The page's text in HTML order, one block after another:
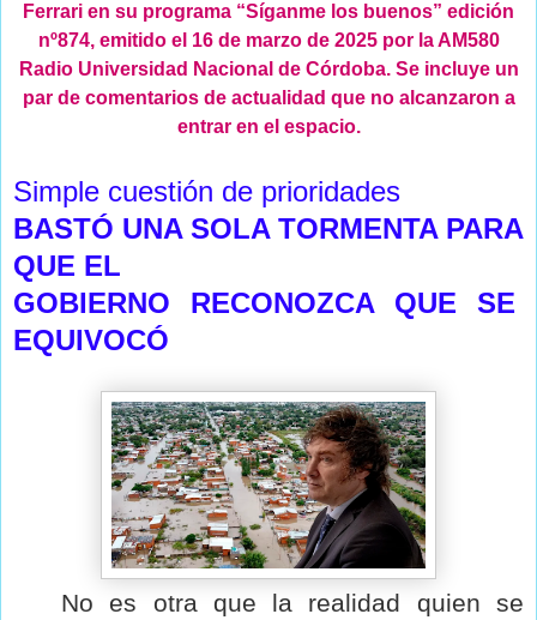
Ferrari en su programa “Síganme los buenos” edición
nº874, emitido el 16 de marzo de 2025 por la AM580
Radio Universidad Nacional de Córdoba. Se incluye un
par de comentarios de actualidad que no alcanzaron a
entrar en el espacio.
Simple cuestión de prioridades
BASTÓ UNA SOLA TORMENTA PARA
QUE EL
GOBIERNO RECONOZCA QUE SE
EQUIVOCÓ
No es otra que la realidad quien se